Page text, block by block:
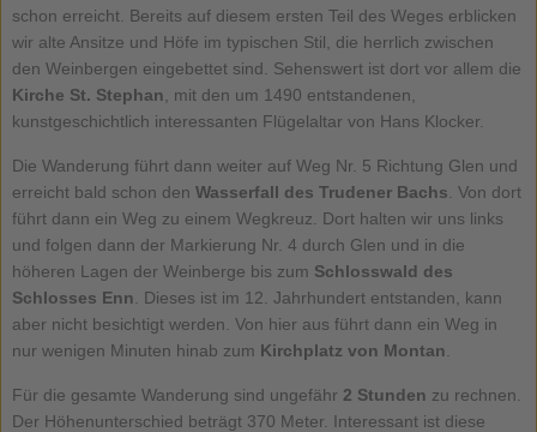
schon erreicht. Bereits auf diesem ersten Teil des Weges erblicken
wir alte Ansitze und Höfe im typischen Stil, die herrlich zwischen
den Weinbergen eingebettet sind. Sehenswert ist dort vor allem die
Kirche St. Stephan , mit den um 1490 entstandenen,
kunstgeschichtlich interessanten Flügelaltar von Hans Klocker.
Die Wanderung führt dann weiter auf Weg Nr. 5 Richtung Glen und
erreicht bald schon den Wasserfall des Trudener Bachs . Von dort
führt dann ein Weg zu einem Wegkreuz. Dort halten wir uns links
und folgen dann der Markierung Nr. 4 durch Glen und in die
höheren Lagen der Weinberge bis zum Schlosswald des
Schlosses Enn . Dieses ist im 12. Jahrhundert entstanden, kann
aber nicht besichtigt werden. Von hier aus führt dann ein Weg in
nur wenigen Minuten hinab zum Kirchplatz von Montan
Für die gesamte Wanderung sind ungefähr 2 Stunden zu rechnen.
Der Höhenunterschied beträgt 370 Meter. Interessant ist diese